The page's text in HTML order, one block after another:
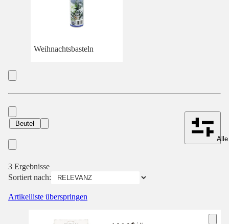
Weihnachtsbasteln
Beutel
3 Ergebnisse
Sortiert nach:
Artikelliste überspringen